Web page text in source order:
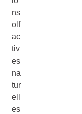
ns
olf
ac
tiv
es
na
tur
ell
es